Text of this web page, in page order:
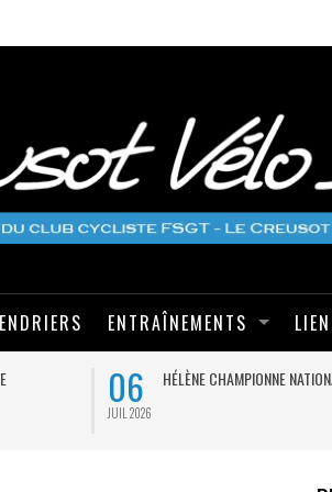
ENTRAÎNEMENTS
06
JUIL 2026
HÉLÈNE CHAMPIONNE